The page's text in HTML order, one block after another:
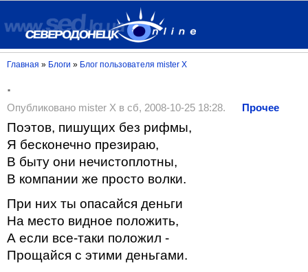
Главная » Блоги » Блог пользователя mister X
.
Опубликовано mister X в сб, 2008-10-25 18:28. Прочее
Поэтов, пишущих без рифмы,
Я бесконечно презираю,
В быту они нечистоплотны,
В компании же просто волки.
При них ты опасайся деньги
На место видное положить,
А если все-таки положил -
Прощайся с этими деньгами.